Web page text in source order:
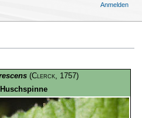
(Clerck, 1757)
Anmelden